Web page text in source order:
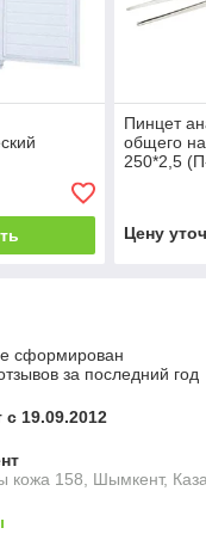
Пинцет
общего
250*2,5
Цену
сформирован
за последний год
с 19.09.2012
кожа 158, Шымкент,